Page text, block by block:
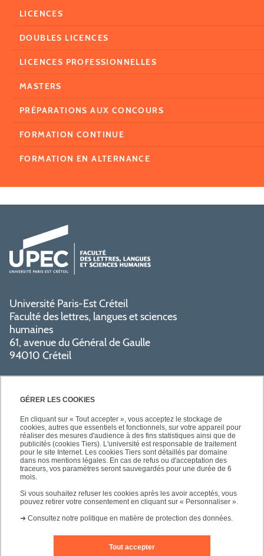
GÉRER LES COOKIES
En cliquant sur « Tout accepter », vous acceptez le stockage de
cookies, autres que essentiels et fonctionnels, sur votre appareil pour
réaliser des mesures d'audience à des fins statistiques ainsi que de
publicités (cookies Tiers). L'université est responsable de traitement
pour le site Internet. Les cookies Tiers sont détaillés par domaine
dans nos mentions légales. En cas de refus ou d'acceptation des
traceurs, vos paramètres seront sauvegardés pour une durée de 6
mois.
Si vous souhaitez refuser les cookies après les avoir acceptés, vous
pouvez retirer votre consentement en cliquant sur « Personnaliser ».
➜ Consultez notre politique en matière de protection des données.
Tout accepter
LICENCES
DOUBLES LICENCES
LICENCES PROFESSIONNELLES
MASTERS
PRÉPARATIONS AUX CONCOURS
FORMATION CONTINUE
FORMATION EN ALTERNANCE
Université Paris-Est Créteil
Faculté des lettres, langues et sciences
humaines
61, avenue du Général de Gaulle
94010 Créteil
PRATIQUE
NOS FORMATIONS